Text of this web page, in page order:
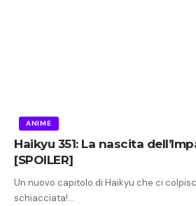
ANIME
Haikyu 351: La nascita
[SPOILER]
Un nuovo capitolo di Haikyu che ci
schiacciata!…